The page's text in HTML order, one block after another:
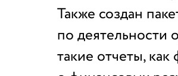
Также создан
по деятельности
такие отчеты,